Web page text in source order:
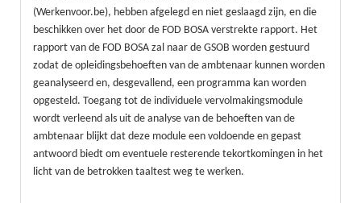
(Werkenvoor.be), hebben afgelegd en niet geslaagd zijn, en die
beschikken over het door de FOD BOSA verstrekte rapport. Het
rapport van de FOD BOSA zal naar de GSOB worden gestuurd
zodat de opleidingsbehoeften van de ambtenaar kunnen worden
geanalyseerd en, desgevallend, een programma kan worden
opgesteld. Toegang tot de individuele vervolmakingsmodule
wordt verleend als uit de analyse van de behoeften van de
ambtenaar blijkt dat deze module een voldoende en gepast
antwoord biedt om eventuele resterende tekortkomingen in het
licht van de betrokken taaltest weg te werken.